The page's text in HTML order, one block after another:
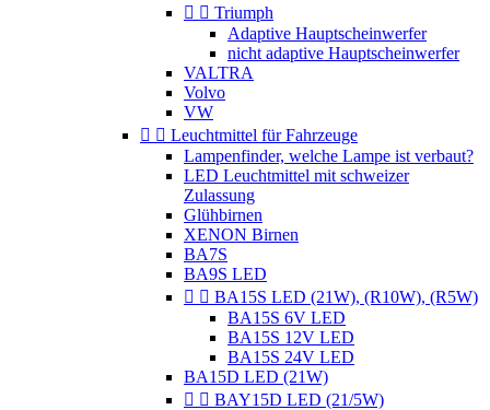
  Triumph
Adaptive Hauptscheinwerfer
nicht adaptive Hauptscheinwerfer
VALTRA
Volvo
VW
  Leuchtmittel für Fahrzeuge
Lampenfinder, welche Lampe ist verbaut?
LED Leuchtmittel mit schweizer
Zulassung
Glühbirnen
XENON Birnen
BA7S
BA9S LED
  BA15S LED (21W), (R10W), (R5W)
BA15S 6V LED
BA15S 12V LED
BA15S 24V LED
BA15D LED (21W)
  BAY15D LED (21/5W)